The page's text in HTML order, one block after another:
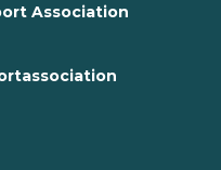
Association